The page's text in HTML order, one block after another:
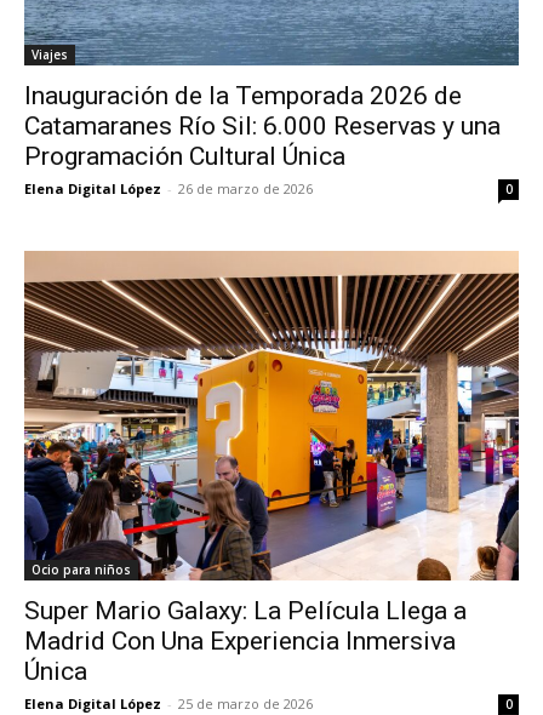
Viajes
Inauguración de la Temporada 2026 de
Catamaranes Río Sil: 6.000 Reservas y una
Programación Cultural Única
Elena Digital López - 26 de marzo de 2026 0
Ocio para niños
Super Mario Galaxy: La Película Llega a
Madrid Con Una Experiencia Inmersiva
Única
Elena Digital López - 25 de marzo de 2026 0